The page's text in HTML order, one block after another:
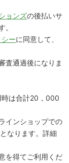
ョンズの後払いサ
。
ーに同意して、
査通過後になりま
時は合計20，000
インショップでの
なります。詳細
を得てご利用くだ